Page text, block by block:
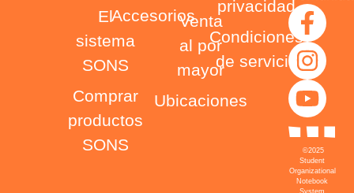
©2025
Student
Organizational
Notebook
El
sistema
SONS
Comprar
productos
SONS
AccesoriosVenta
al por
mayor
Ubicaciones
privacidad
Condiciones
de servicio